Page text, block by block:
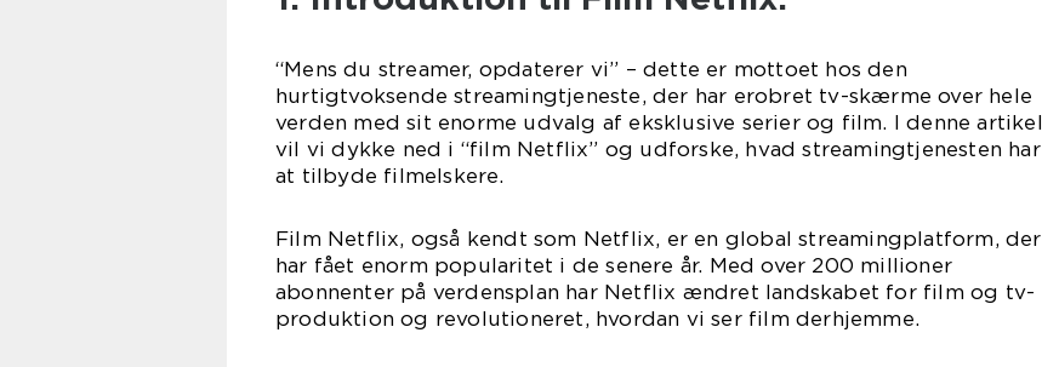
“Mens du streamer, opdaterer vi” – dette er mottoet hos den
hurtigtvoksende streamingtjeneste, der har erobret tv-skærme over hele
verden med sit enorme udvalg af eksklusive serier og film. I denne artikel
vil vi dykke ned i “film Netflix” og udforske, hvad streamingtjenesten har
at tilbyde filmelskere.
Film Netflix, også kendt som Netflix, er en global streamingplatform, der
har fået enorm popularitet i de senere år. Med over 200 millioner
abonnenter på verdensplan har Netflix ændret landskabet for film og tv-
produktion og revolutioneret, hvordan vi ser film derhjemme.